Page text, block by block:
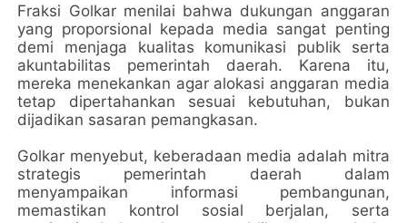
Fraksi Golkar menilai bahwa dukungan anggaran
yang proporsional kepada media sangat penting
demi menjaga kualitas komunikasi publik serta
akuntabilitas pemerintah daerah. Karena itu,
mereka menekankan agar alokasi anggaran media
tetap dipertahankan sesuai kebutuhan, bukan
dijadikan sasaran pemangkasan.
Golkar menyebut, keberadaan media adalah mitra
strategis pemerintah daerah dalam
menyampaikan informasi pembangunan,
memastikan kontrol sosial berjalan, serta